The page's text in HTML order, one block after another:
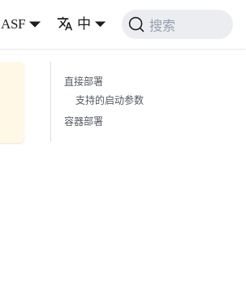
ASF 中 搜索
直接部署
支持的启动参数
容器部署